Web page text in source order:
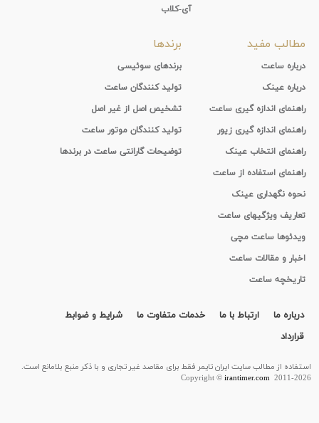
آی-کلاب
مطالب مفید
درباره ساعت
درباره عینک
راهنمای اندازه گیری ساعت
راهنمای اندازه گیری زیور
راهنمای انتخاب عینک
راهنمای استفاده از ساعت
نحوه نگهداری عینک
تعاریف ویژگیهای ساعت
ویدئوها ساعت مچی
اخبار و مقالات ساعت
تاریخچه ساعت
برندها
برندهای سوئیسی
تولید کنندگان ساعت
تشخیص اصل از غیر اصل
تولید کنندگان موتور ساعت
توضیحات گارانتی ساعت در برندها
درباره ما ارتباط با ما خدمات متفاوت ما
شرایط و ضوابط
قرارداد
استفاده از مطالب سايت ایران تایمر فقط برای مقاصد غیر تجاری و با ذکر منبع بلامانع است.
Copyright ©irantimer.com2011-2026